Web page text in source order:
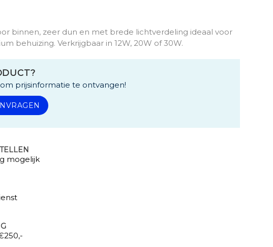
binnen, zeer dun en met brede lichtverdeling ideaal voor
behuizing. Verkrijgbaar in 12W, 20W of 30W.
prijsinformatie te ontvangen!
mogelijk